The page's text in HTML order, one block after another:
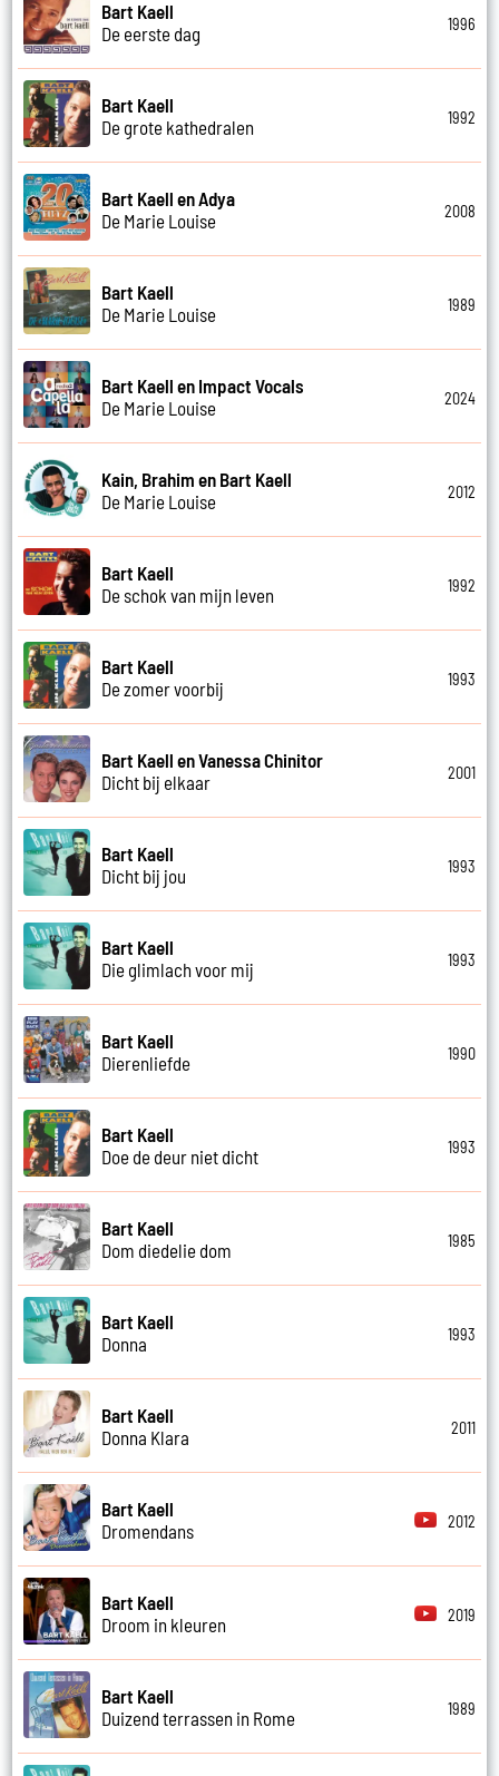
Bart Kaell
De eerste dag
1996
Bart Kaell
De grote kathedralen
1992
Bart Kaell en Adya
De Marie Louise
2008
Bart Kaell
De Marie Louise
1989
Bart Kaell en Impact Vocals
De Marie Louise
2024
Kain, Brahim en Bart Kaell
De Marie Louise
2012
Bart Kaell
De schok van mijn leven
1992
Bart Kaell
De zomer voorbij
1993
Bart Kaell en Vanessa Chinitor
Dicht bij elkaar
2001
Bart Kaell
Dicht bij jou
1993
Bart Kaell
Die glimlach voor mij
1993
Bart Kaell
Dierenliefde
1990
Bart Kaell
Doe de deur niet dicht
1993
Bart Kaell
Dom diedelie dom
1985
Bart Kaell
Donna
1993
Bart Kaell
Donna Klara
2011
Bart Kaell
Dromendans
2012
Bart Kaell
Droom in kleuren
2019
Bart Kaell
Duizend terrassen in Rome
1989